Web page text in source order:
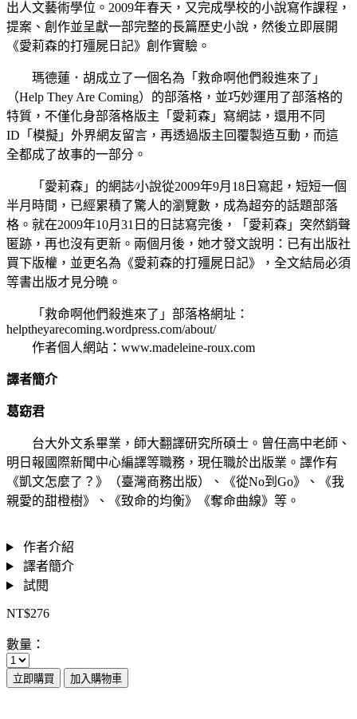
出人文藝術學位。2009年春天，又完成學校的小說寫作課程，
提案、創作並呈獻一部完整的長篇歷史小說，然後立即展開
《愛莉森的打殭屍日記》創作實驗。
瑪德蓮．胡成立了一個名為「救命啊他們殺進來了」
（Help They Are Coming）的部落格，並巧妙運用了部落格的
特質，不僅化身部落格版主「愛莉森」寫網誌，還用不同
ID「模擬」外界網友留言，再透過版主回覆製造互動，而這
全都成了故事的一部分。
「愛莉森」的網誌∕小說從2009年9月18日寫起，短短一個
半月時間，已經累積了驚人的瀏覽數，成為超夯的話題部落
格。就在2009年10月31日的日誌寫完後，「愛莉森」突然銷聲
匿跡，再也沒有更新。兩個月後，她才發文說明：已有出版社
買下版權，並更名為《愛莉森的打殭屍日記》，全文結局必須
等書出版才見分曉。
「救命啊他們殺進來了」部落格網址：
helptheyarecoming.wordpress.com/about/
作者個人網站：www.madeleine-roux.com
譯者簡介
葛窈君
台大外文系畢業，師大翻譯研究所碩士。曾任高中老師、
明日報國際新聞中心編譯等職務，現任職於出版業。譯作有
《凱文怎麼了？》（臺灣商務出版）、《從No到Go》、《我
親愛的甜橙樹》、《致命的均衡》《奪命曲線》等。
作者介紹
譯者簡介
試閱
NT$276
數量：
立即購買 加入購物車